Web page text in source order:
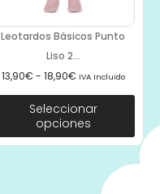
Leotardos Básicos Punto
Liso 2...
13,90€ - 18,90€ IVA Incluido
Seleccionar
opciones